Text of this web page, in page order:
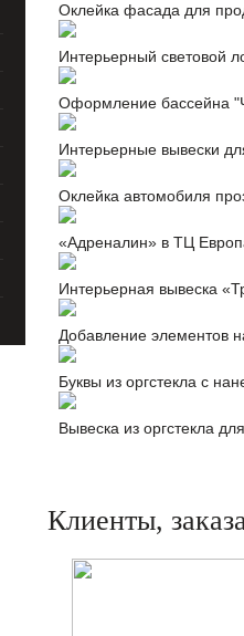
Оклейка фасада для
Интерьерный световой
Оформление бассейна
Интерьерные вывески
Оклейка автомобиля
«Адреналин» в ТЦ
Интерьерная вывеска
Добавление элементов
Буквы из оргстекла с
Вывеска из оргстекла
Клиенты,